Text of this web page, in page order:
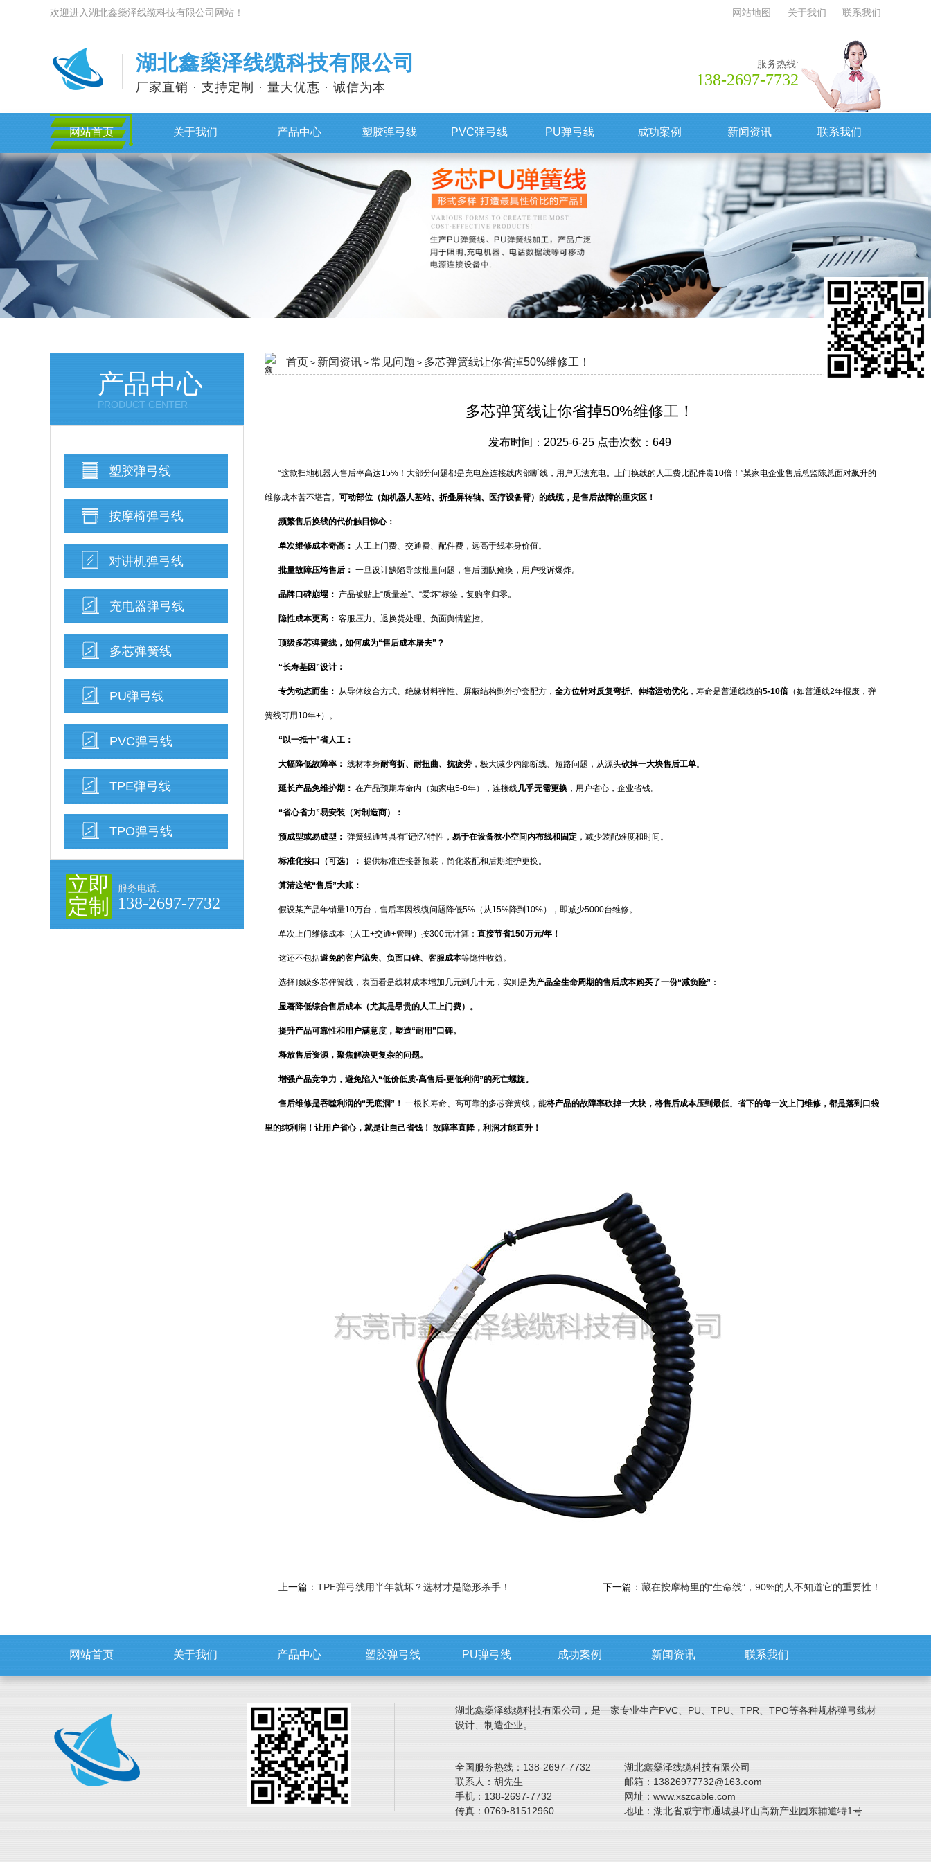
欢迎进入湖北鑫燊泽线缆科技有限公司网站！ 网站地图 关于我们 联系我们
湖北鑫燊泽线缆科技有限公司
厂家直销 · 支持定制 · 量大优惠 · 诚信为本
服务热线:
138-2697-7732
网站首页 关于我们 产品中心 塑胶弹弓线 PVC弹弓线 PU弹弓线 成功案例 新闻资讯 联系我们
产品中心
PRODUCT CENTER
塑胶弹弓线
按摩椅弹弓线
对讲机弹弓线
充电器弹弓线
多芯弹簧线
PU弹弓线
PVC弹弓线
TPE弹弓线
TPO弹弓线
立即
定制
服务电话:
138-2697-7732
首页 > 新闻资讯 > 常见问题 > 多芯弹簧线让你省掉50%维修工！
多芯弹簧线让你省掉50%维修工！
发布时间：2025-6-25 点击次数：649
“这款扫地机器人售后率高达15%！大部分问题都是充电座连接线内部断线，用户无法充电。上门换线的人工费比配件贵10倍！”某家电企业售后总监陈总面对飙升的
维修成本苦不堪言。 可动部位（如机器人基站、折叠屏转轴、医疗设备臂）的线缆，是售后故障的重灾区！
频繁售后换线的代价触目惊心：
单次维修成本奇高： 人工上门费、交通费、配件费，远高于线本身价值。
批量故障压垮售后： 一旦设计缺陷导致批量问题，售后团队瘫痪，用户投诉爆炸。
品牌口碑崩塌： 产品被贴上“质量差”、“爱坏”标签，复购率归零。
隐性成本更高： 客服压力、退换货处理、负面舆情监控。
顶级多芯弹簧线，如何成为“售后成本屠夫”？
“长寿基因”设计：
专为动态而生： 从导体绞合方式、绝缘材料弹性、屏蔽结构到外护套配方， 全方位针对反复弯折、伸缩运动优化，寿命是普通线缆的5-10倍 （如普通线2年报废，弹
簧线可用10年+）。
“以一抵十”省人工：
大幅降低故障率： 线材本身耐弯折、耐扭曲、抗疲劳 ，极大减少内部断线、短路问题，从源头砍掉一大块售后工单。
延长产品免维护期： 在产品预期寿命内（如家电5-8年），连接线几乎无需更换 ，用户省心，企业省钱。
“省心省力”易安装（对制造商）：
预成型或易成型： 弹簧线通常具有“记忆”特性， 易于在设备狭小空间内布线和固定 ，减少装配难度和时间。
标准化接口（可选）： 提供标准连接器预装，简化装配和后期维护更换。
算清这笔“售后”大账：
假设某产品年销量10万台，售后率因线缆问题降低5%（从15%降到10%），即减少5000台维修。
单次上门维修成本（人工+交通+管理）按300元计算： 直接节省150万元/年！
这还不包括避免的客户流失、负面口碑、客服成本等隐性收益。
选择顶级多芯弹簧线，表面看是线材成本增加几元到几十元，实则是为产品全生命周期的售后成本购买了一份“减负险” ：
显著降低综合售后成本（尤其是昂贵的人工上门费）。
提升产品可靠性和用户满意度，塑造“耐用”口碑。
释放售后资源，聚焦解决更复杂的问题。
增强产品竞争力，避免陷入“低价低质-高售后-更低利润”的死亡螺旋。
售后维修是吞噬利润的“无底洞”！ 一根长寿命、高可靠的多芯弹簧线，能将产品的故障率砍掉一大块，将售后成本压到最低。 省下的每一次上门维修，都是落到口袋
里的纯利润！让用户省心，就是让自己省钱！ 故障率直降，利润才能直升！
上一篇： TPE弹弓线用半年就坏？选材才是隐形杀手！ 下一篇： 藏在按摩椅里的“生命线”，90%的人不知道它的重要性！
网站首页 关于我们 产品中心 塑胶弹弓线 PU弹弓线 成功案例 新闻资讯 联系我们
湖北鑫燊泽线缆科技有限公司，是一家专业生产PVC、PU、TPU、TPR、TPO等各种规格弹弓线材
设计、制造企业。
全国服务热线：138-2697-7732
联系人：胡先生
手机：138-2697-7732
传真：0769-81512960
湖北鑫燊泽线缆科技有限公司
邮箱：13826977732@163.com
网址：www.xszcable.com
地址：湖北省咸宁市通城县坪山高新产业园东辅道特1号